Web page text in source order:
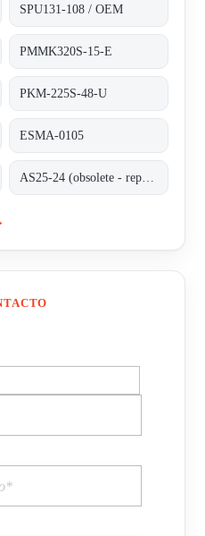
SPU131-108 / OEM
PMMK320S-15-E
PKM-225S-48-U
ESMA-0105